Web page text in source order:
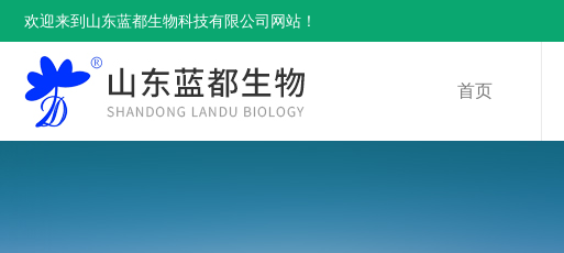
欢迎来到山东蓝都生物科技有限公司网站！
首页